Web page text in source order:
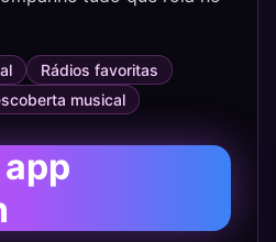
Rádios favoritas
musical